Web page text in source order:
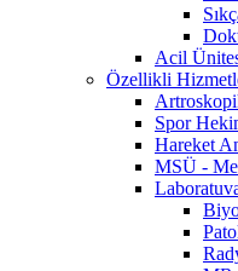
Acil
Özellikli
Spor
Hareket
MSÜ -